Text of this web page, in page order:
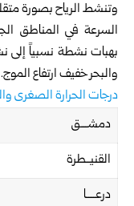
وتنشط الرياح بصورة
والبحر خفيف ارتفاع الموج.
درجات الحرارة الصغرى
دمشـــق
القنيــطرة
درعــــا